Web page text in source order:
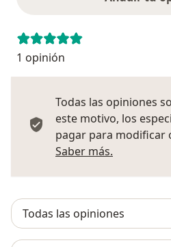
1 opinión
Todas las opiniones
este motivo, los
pagar para modificar
Saber más.